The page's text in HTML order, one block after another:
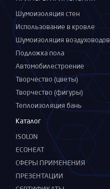
Шумоизоляция стен
Использование в кровле
Шумоизоляция воздуховодов
Подложка пола
Автомобилестроение
Творчество (цветы)
Творчество (фигуры)
Теплоизоляция бань
Каталог
ISOLON
ECOHEAT
СФЕРЫ ПРИМЕНЕНИЯ
ПРЕЗЕНТАЦИИ